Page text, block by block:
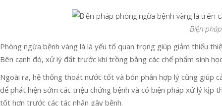
Biện
Phòng ngừa bệnh vàng lá là yếu tố quan trọng giúp giảm thiểu
Bên cạnh đó, xử lý đất trước khi trồng bằng các chế phẩm sinh
Ngoài ra, hệ thống thoát nước tốt và bón phân hợp lý cũng giúp
để phát hiện sớm các triệu chứng bệnh và có biện pháp xử lý kịp
tốt hơn trước các tác nhân gây bệnh.